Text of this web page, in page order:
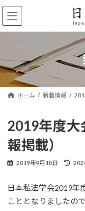
コ
テ
ン
ス
キ
ナ
ゲ
ー
ン
に
ホーム 新着情報
2019年度大
報掲載）
2019年9月10日
最
新
日
時
日本私法学会2019年
こととなりましたの